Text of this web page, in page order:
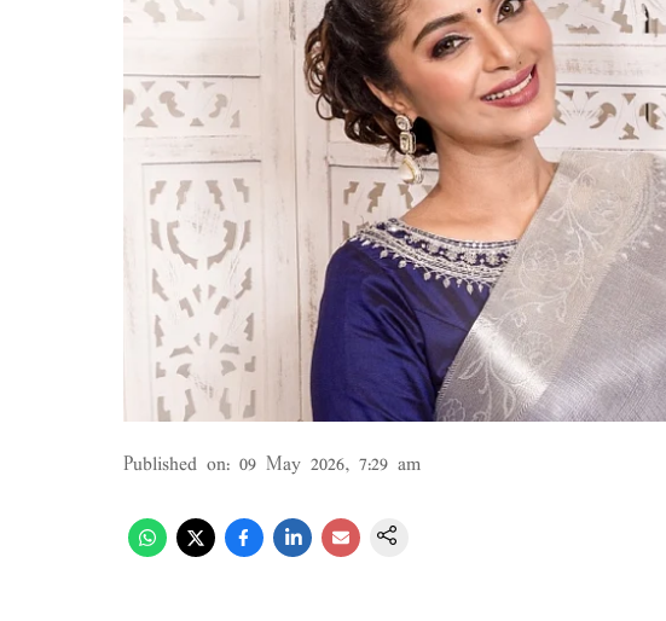
Published on: 09 May 2026, 7:29 am